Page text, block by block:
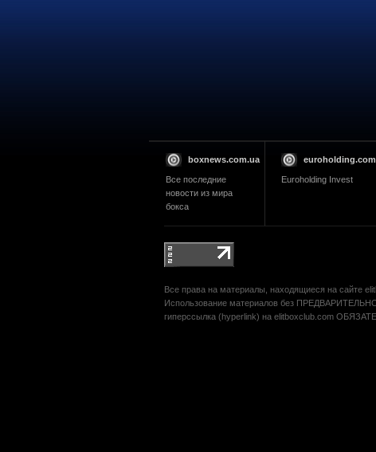
boxnews.com.ua
Все последние
новости из мира
бокса
Euroholding Invest
Все права на материалы, находящиеся на сайте
Использование материалов без
гиперссылка (hyperlink) на elitboxclub.com